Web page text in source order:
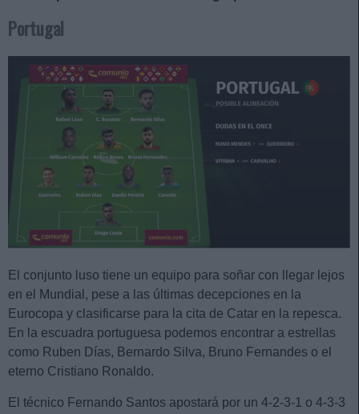
Portugal
El conjunto luso tiene un equipo para soñar con llegar lejos
en el Mundial, pese a las últimas decepciones en la
Eurocopa y clasificarse para la cita de Catar en la repesca.
En la escuadra portuguesa podemos encontrar a estrellas
como Ruben Días, Bernardo Silva, Bruno Fernandes o el
eterno Cristiano Ronaldo.
El técnico Fernando Santos apostará por un 4-2-3-1 o 4-3-3